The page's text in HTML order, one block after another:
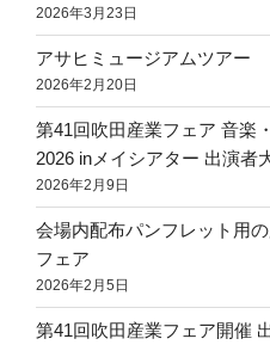
2026年3月23日
アサヒミュージアムツアー
2026年2月20日
第41回吹田産業フェア 音楽
2026 inメイシアター 出演者
2026年2月9日
会場内配布パンフレット用
フェア
2026年2月5日
第41回吹田産業フェア開催